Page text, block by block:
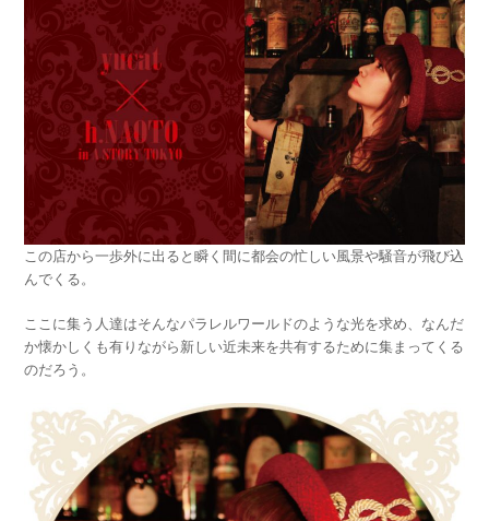
この店から一歩外に出ると瞬く間に都会の忙しい風景や騒音が飛び込
んでくる。
ここに集う人達はそんなパラレルワールドのような光を求め、なんだ
か懐かしくも有りながら新しい近未来を共有するために集まってくる
のだろう。